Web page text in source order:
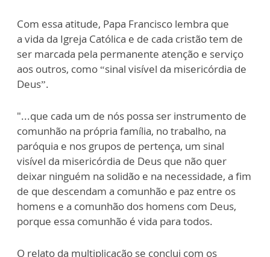
Com essa atitude, Papa Francisco lembra que
a vida da Igreja Católica e de cada cristão tem de
ser marcada pela permanente atenção e serviço
aos outros, como “sinal visível da misericórdia de
Deus”.
"...que cada um de nós possa ser instrumento de
comunhão na própria família, no trabalho, na
paróquia e nos grupos de pertença, um sinal
visível da misericórdia de Deus que não quer
deixar ninguém na solidão e na necessidade, a fim
de que descendam a comunhão e paz entre os
homens e a comunhão dos homens com Deus,
porque essa comunhão é vida para todos.
O relato da multiplicação se conclui com os